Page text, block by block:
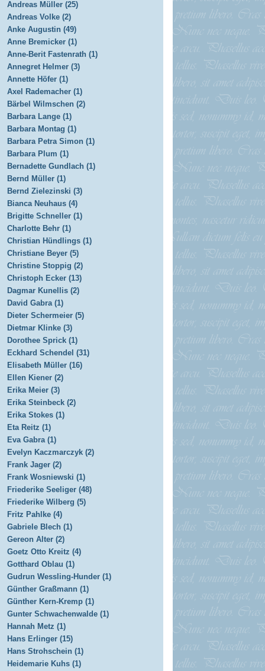
Andreas Müller (25)
Andreas Volke (2)
Anke Augustin (49)
Anne Bremicker (1)
Anne-Berit Fastenrath (1)
Annegret Helmer (3)
Annette Höfer (1)
Axel Rademacher (1)
Bärbel Wilmschen (2)
Barbara Lange (1)
Barbara Montag (1)
Barbara Petra Simon (1)
Barbara Plum (1)
Bernadette Gundlach (1)
Bernd Müller (1)
Bernd Zielezinski (3)
Bianca Neuhaus (4)
Brigitte Schneller (1)
Charlotte Behr (1)
Christian Hündlings (1)
Christiane Beyer (5)
Christine Stoppig (2)
Christoph Ecker (13)
Dagmar Kunellis (2)
David Gabra (1)
Dieter Schermeier (5)
Dietmar Klinke (3)
Dorothee Sprick (1)
Eckhard Schendel (31)
Elisabeth Müller (16)
Ellen Kiener (2)
Erika Meier (3)
Erika Steinbeck (2)
Erika Stokes (1)
Eta Reitz (1)
Eva Gabra (1)
Evelyn Kaczmarczyk (2)
Frank Jager (2)
Frank Wosniewski (1)
Friederike Seeliger (48)
Friederike Wilberg (5)
Fritz Pahlke (4)
Gabriele Blech (1)
Gereon Alter (2)
Goetz Otto Kreitz (4)
Gotthard Oblau (1)
Gudrun Wessling-Hunder (1)
Günther Graßmann (1)
Günther Kern-Kremp (1)
Gunter Schwachenwalde (1)
Hannah Metz (1)
Hans Erlinger (15)
Hans Strohschein (1)
Heidemarie Kuhs (1)